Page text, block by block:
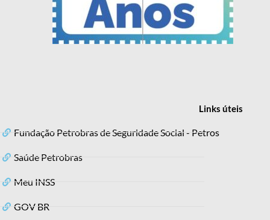
Linksúteis
Fundação Petrobras de Seguridade Social - Petros
Saúde Petrobras
Meu INSS
GOV BR